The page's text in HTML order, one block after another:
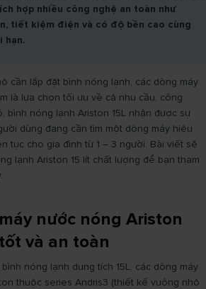
hợp nhiều công nghệ an toàn như
tiết kiệm điện và có độ bền cao cùng
hạn.
cần lắp đặt bình nóng lạnh, các dòng máy
là lựa chọn tối ưu về cả nhu cầu, công
bình nóng lạnh Ariston 15L nhận được sự
dùng đang cần tìm một dòng máy hiệu
tục cho gia đình từ 1 – 3 người. Bài viết sẽ
lạnh Ariston 15 lít chất lượng để bạn tham
nước nóng Ariston
và an toàn
nóng lạnh dung tích 15L, các dòng máy
thuộc series Andris3 (thiết kế vuông nhỏ